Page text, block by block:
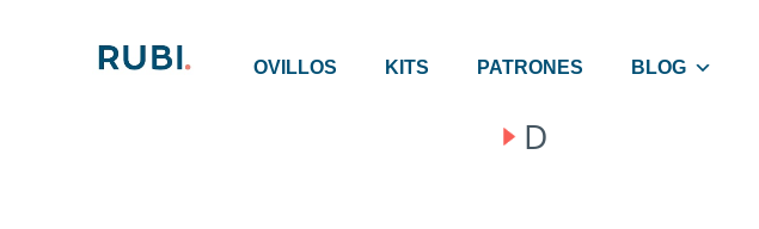
OVILLOS KITS PATRONES BLOG
D